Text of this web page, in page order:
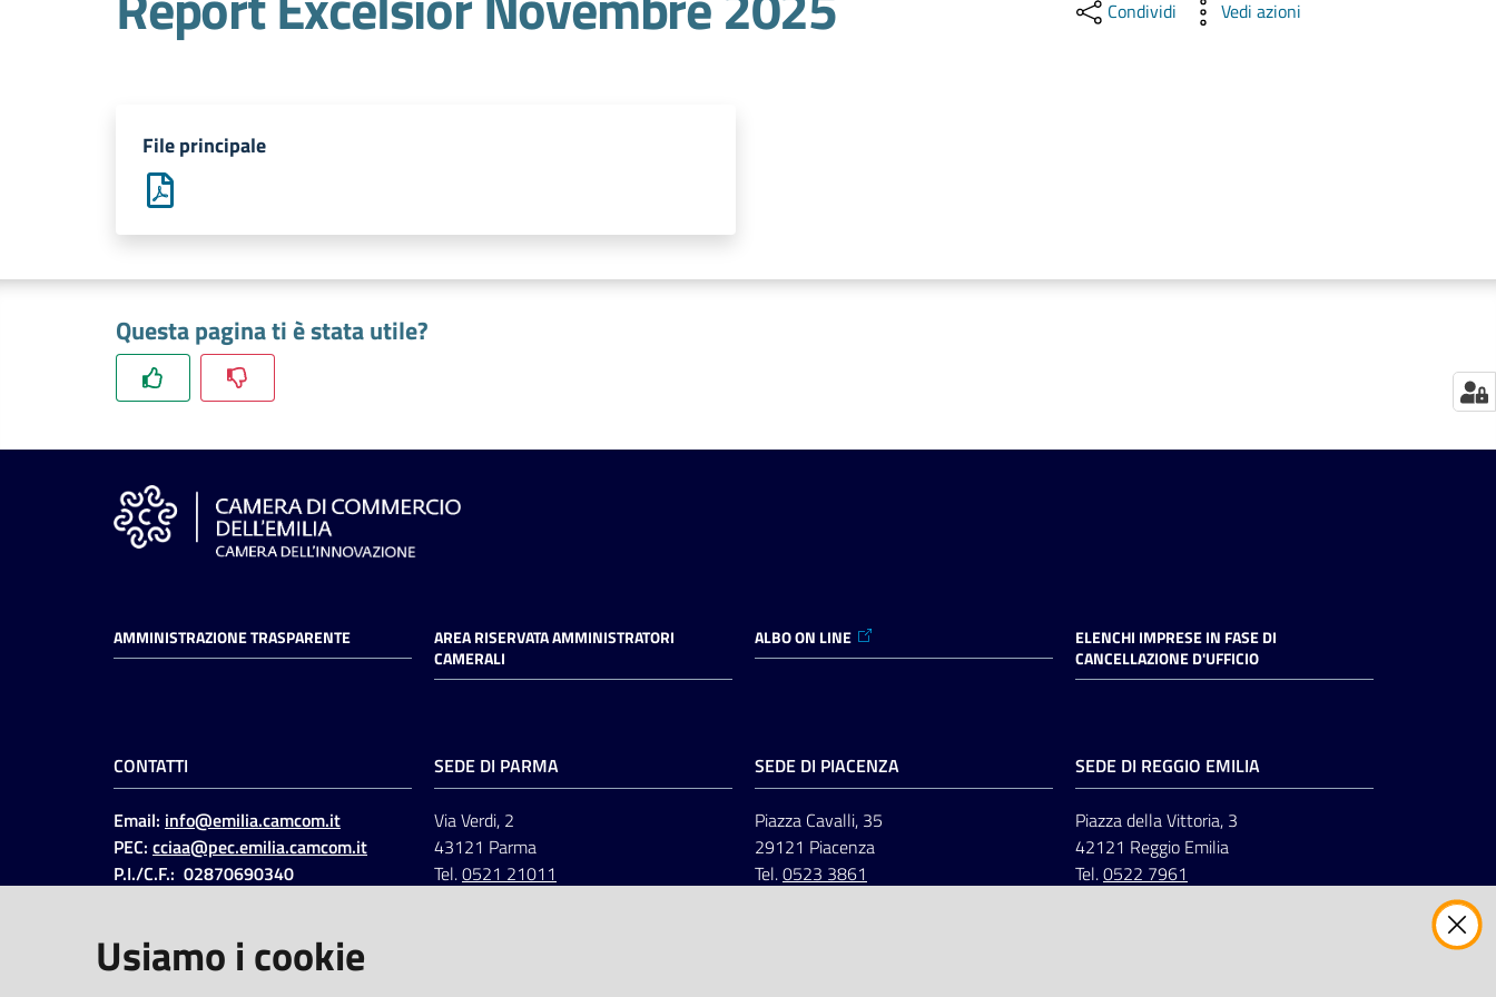
Condividi Vedi azioni
File principale
Questa pagina ti è stata utile?
AMMINISTRAZIONE TRASPARENTE
AREA RISERVATA AMMINISTRATORI
CAMERALI
ALBO ON LINE
ELENCHI IMPRESE IN FASE DI
CANCELLAZIONE D'UFFICIO
CONTATTI
Email: info@emilia.camcom.it
PEC: cciaa@pec.emilia.camcom.it
P.I./C.F.: 02870690340
Codice IPA: ccem
SEDE DI PARMA
Via Verdi, 2
43121 Parma
Tel.0521 21011
SEDE DI PIACENZA
Piazza Cavalli, 35
29121 Piacenza
Tel.0523 3861
SEDE DI REGGIO EMILIA
Piazza della Vittoria, 3
42121 Reggio Emilia
Tel.0522 7961
Usiamo i cookie